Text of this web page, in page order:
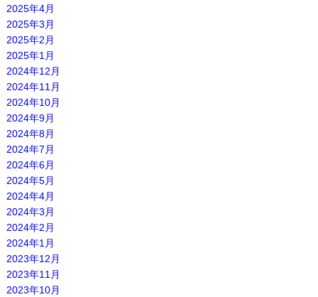
2025年4月
2025年3月
2025年2月
2025年1月
2024年12月
2024年11月
2024年10月
2024年9月
2024年8月
2024年7月
2024年6月
2024年5月
2024年4月
2024年3月
2024年2月
2024年1月
2023年12月
2023年11月
2023年10月